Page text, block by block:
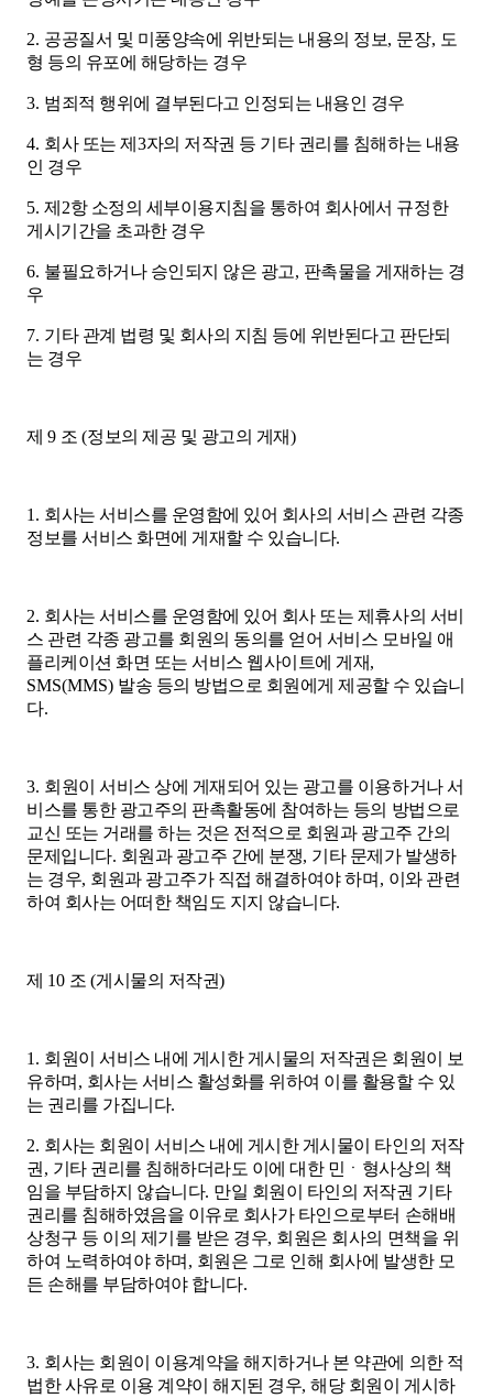
2. 공공질서 및 미풍양속에 위반되는 내용의 정보, 문장, 도
형 등의 유포에 해당하는 경우
3. 범죄적 행위에 결부된다고 인정되는 내용인 경우
4. 회사 또는 제 3자의 저작권 등 기타 권리를 침해하는 내용
인 경우
5. 제 2항 소정의 세부이용지침을 통하여 회사에서 규정한
게시기간을 초과한 경우
6. 불필요하거나 승인되지 않은 광고, 판촉물을 게재하는 경
우
7. 기타 관계 법령 및 회사의 지침 등에 위반된다고 판단되
는 경우
제9 조(정보의 제공 및 광고의 게재)
1. 회사는 서비스를 운영함에 있어 회사의 서비스 관련 각종
정보를 서비스 화면에 게재할 수 있습니다.
2. 회사는 서비스를 운영함에 있어 회사 또는 제휴사의 서비
스 관련 각종 광고를 회원의 동의를 얻어 서비스 모바일 애
플리케이션 화면 또는 서비스 웹사이트에 게재,
SMS(MMS) 발송 등의 방법으로 회원에게 제공할 수 있습니
다.
3. 회원이 서비스 상에 게재되어 있는 광고를 이용하거나 서
비스를 통한 광고주의 판촉활동에 참여하는 등의 방법으로
교신 또는 거래를 하는 것은 전적으로 회원과 광고주 간의
문제입니다. 회원과 광고주 간에 분쟁, 기타 문제가 발생하
는 경우, 회원과 광고주가 직접 해결하여야 하며 , 이와 관련
하여 회사는 어떠한 책임도 지지 않습니다.
제 10 조(게시물의 저작권)
1. 회원이 서비스 내에 게시한 게시물의 저작권은 회원이 보
유하며 , 회사는 서비스 활성화를 위하여 이를 활용할 수 있
는 권리를 가집니다.
2. 회사는 회원이 서비스 내에 게시한 게시물이 타인의 저작
권 , 기타 권리를 침해하더라도 이에 대한 민ㆍ형사상의 책
임을 부담하지 않습니다. 만일 회원이 타인의 저작권 기타
권리를 침해하였음을 이유로 회사가 타인으로부터 손해배
상청구 등 이의 제기를 받은 경우, 회원은 회사의 면책을 위
하여 노력하여야 하며 , 회원은 그로 인해 회사에 발생한 모
든 손해를 부담하여야 합니다.
3. 회사는 회원이 이용계약을 해지하거나 본 약관에 의한 적
법한 사유로 이용 계약이 해지된 경우,해당 회원이 게시하